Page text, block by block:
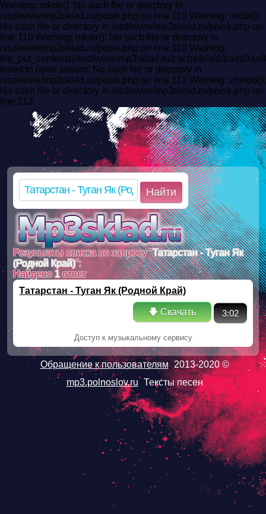
Warning: mkdir(): No such file or directory in
/ssd/www/mp3sklad.ru/poisk.php on line 110 Warning: mkdir():
No such file or directory in /ssd/www/mp3sklad.ru/poisk.php on
line 110 Warning: mkdir(): No such file or directory in
/ssd/www/mp3sklad.ru/poisk.php on line 110 Warning:
file_put_contents(/ssd/www/mp3sklad.ru/cache/b/a/d/
failed to open stream: No such file or directory in
/ssd/www/mp3sklad.ru/poisk.php on line 112 Warning: chmod():
No such file or directory in /ssd/www/mp3sklad.ru/poisk.php on
line 113
Найти
Результаты поиска по запросу "Татарстан - Туган Як
(Родной Край)":
Найдено1ответ
Татарстан - Туган Як (Родной Край)
🡇 Скачать 3:02
Доступ к музыкальному сервису
Обращение к пользователям 2013-2020 ©
mp3.polnoslov.ru Тексты песен